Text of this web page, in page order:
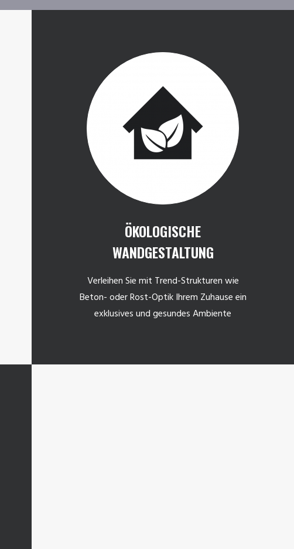
ÖKOLOGISCHE
WANDGESTALTUNG
Verleihen Sie mit Trend-Strukturen wie
Beton- oder Rost-Optik Ihrem Zuhause ein
exklusives und gesundes Ambiente